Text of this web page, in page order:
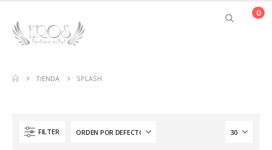
0
TIENDA SPLASH
FILTER